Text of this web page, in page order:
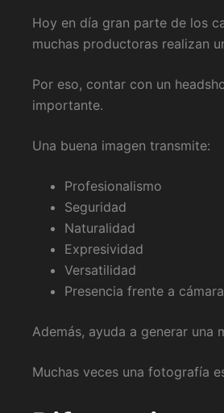
Hoy en día gran parte de los
muchas productoras realizan
Por eso, contar con un
importante.
Una buena imagen transmite:
Profesionalismo
Seguridad
Naturalidad
Expresividad
Versatilidad
Presencia frente a cámara
Además, ayuda a generar una
Muchas veces una fotografía